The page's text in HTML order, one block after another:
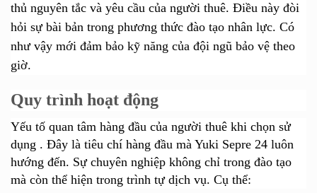
thủ nguyên tắc và yêu cầu của người thuê. Điều này đòi
hỏi sự bài bản trong phương thức đào tạo nhân lực. Có
như vậy mới đảm bảo kỹ năng của đội ngũ bảo vệ theo
giờ.
Quy trình hoạt động
Yếu tố quan tâm hàng đầu của người thuê khi chọn sử
dụng . Đây là tiêu chí hàng đầu mà Yuki Sepre 24 luôn
hướng đến. Sự chuyên nghiệp không chỉ trong đào tạo
mà còn thể hiện trong trình tự dịch vụ. Cụ thể: